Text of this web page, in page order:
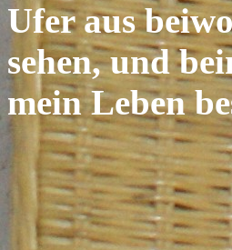
Ufer aus
sehen, und
mein Leben